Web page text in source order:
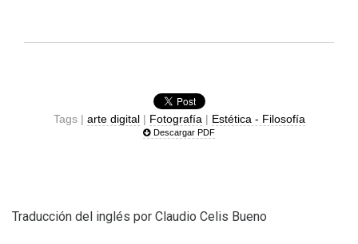
Tags | arte digital| Fotografía | Estética - Filosofía
Descargar PDF
Traducción del inglés por Claudio Celis Bueno